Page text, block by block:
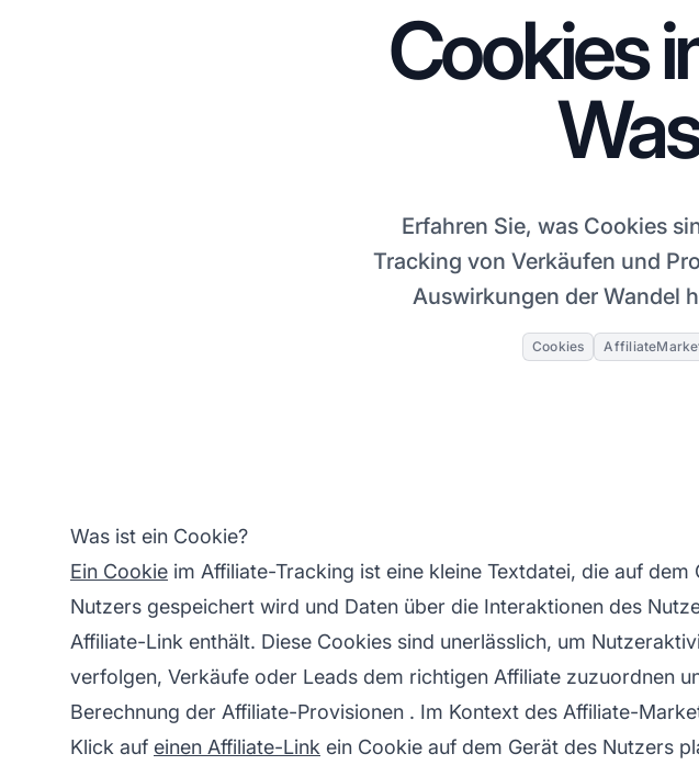
Cookies
Erfahren Sie, was Cookies
Tracking von Verkäufen und
Auswirkungen der Wandel
Cookies
Was ist ein Cookie?
Ein Cookie im Affiliate-Tracking ist eine kleine Textdatei, die auf dem
Nutzers gespeichert wird und Daten über die Interaktionen des
Affiliate-Link enthält. Diese Cookies sind unerlässlich, um
verfolgen, Verkäufe oder Leads dem richtigen Affiliate zuzuordnen
Berechnung der Affiliate-Provisionen . Im Kontext des Affiliate-
Klick auf einen Affiliate-Link ein Cookie auf dem Gerät des Nutzers